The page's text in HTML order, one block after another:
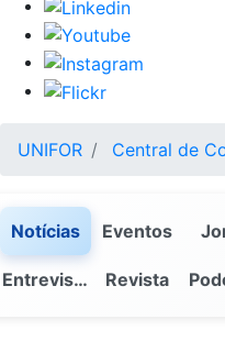
UNIFOR Central de
Notícias Eventos
Entrevistas Revista